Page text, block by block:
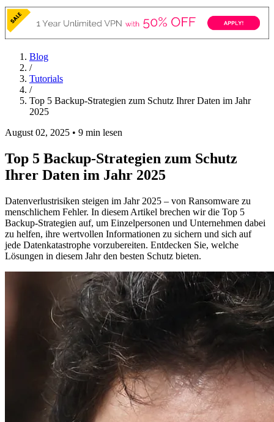
Blog
/
Tutorials
/
Top 5 Backup-Strategien zum Schutz Ihrer Daten im Jahr
2025
August 02, 2025 • 9 min lesen
Top 5 Backup-Strategien zum Schutz
Ihrer Daten im Jahr 2025
Datenverlustrisiken steigen im Jahr 2025 – von Ransomware zu
menschlichem Fehler. In diesem Artikel brechen wir die Top 5
Backup-Strategien auf, um Einzelpersonen und Unternehmen dabei
zu helfen, ihre wertvollen Informationen zu sichern und sich auf
jede Datenkatastrophe vorzubereiten. Entdecken Sie, welche
Lösungen in diesem Jahr den besten Schutz bieten.